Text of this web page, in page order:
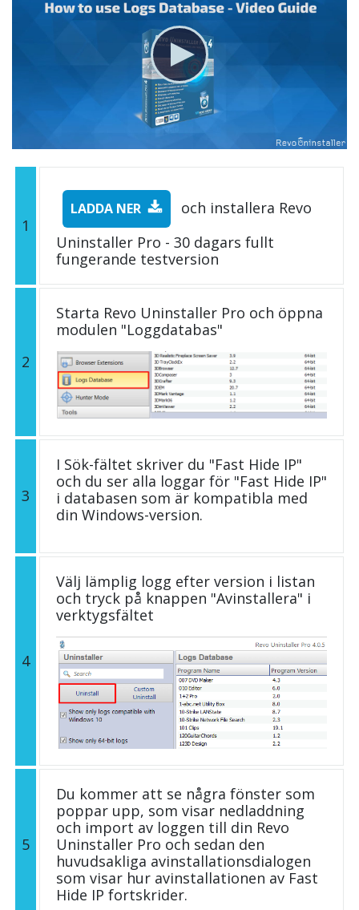
1
LADDA NER
och installera Revo
Uninstaller Pro - 30 dagars fullt
fungerande testversion
2
Starta Revo Uninstaller Pro och öppna
modulen "Loggdatabas"
3
I Sök-fältet skriver du "Fast Hide IP"
och du ser alla loggar för "Fast Hide IP"
i databasen som är kompatibla med
din Windows-version.
4
Välj lämplig logg efter version i listan
och tryck på knappen "Avinstallera" i
verktygsfältet
5
Du kommer att se några fönster som
poppar upp, som visar nedladdning
och import av loggen till din Revo
Uninstaller Pro och sedan den
huvudsakliga avinstallationsdialogen
som visar hur avinstallationen av Fast
Hide IP fortskrider.